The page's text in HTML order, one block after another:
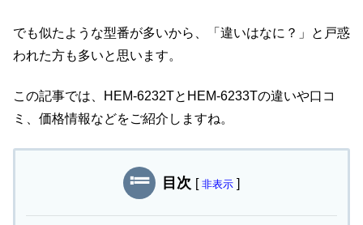
でも似たような型番が多いから、「違いはなに？」と戸惑
われた方も多いと思います。
この記事では、HEM-6232TとHEM-6233Tの違いや口コ
ミ、価格情報などをご紹介しますね。
目次 [ 非表示 ]